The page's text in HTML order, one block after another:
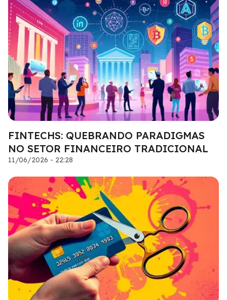
FINTECHS: QUEBRANDO PARADIGMAS
NO SETOR FINANCEIRO TRADICIONAL
11/06/2026 - 22:28